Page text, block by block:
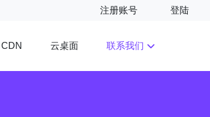
注册账号 登陆
CDN 云桌面 联系我们